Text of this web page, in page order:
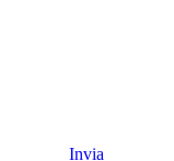
Invia